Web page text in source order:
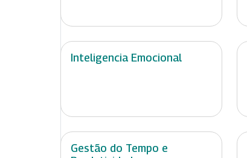
Inteligencia Emocional
Gestão do Tempo e